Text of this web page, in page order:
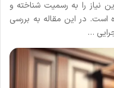
نیاز را به رسمیت شناخته و
است. در این مقاله به بررسی
…